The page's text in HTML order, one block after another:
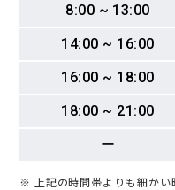
8:00 ~ 13:00
14:00 ~ 16:00
16:00 ~ 18:00
18:00 ~ 21:00
ー
※ 上記の時間帯よりも細かい